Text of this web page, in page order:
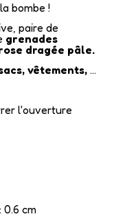
bombe !
paire de
grenades
dragée pâle.
vêtements, ...
l'ouverture
0.6 cm